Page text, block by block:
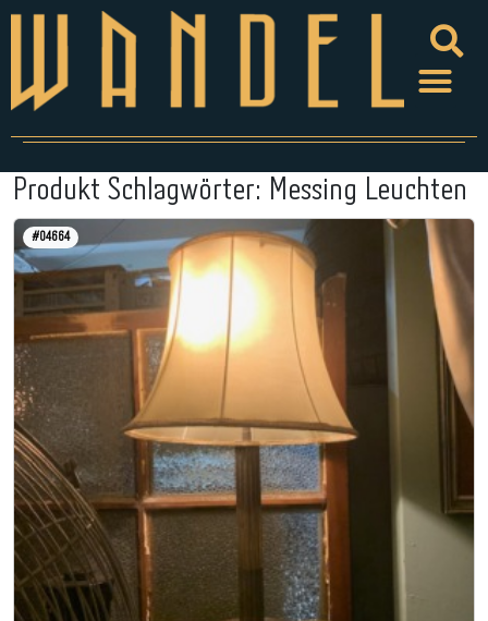
Produkt Schlagwörter: Messing Leuchten
#04664